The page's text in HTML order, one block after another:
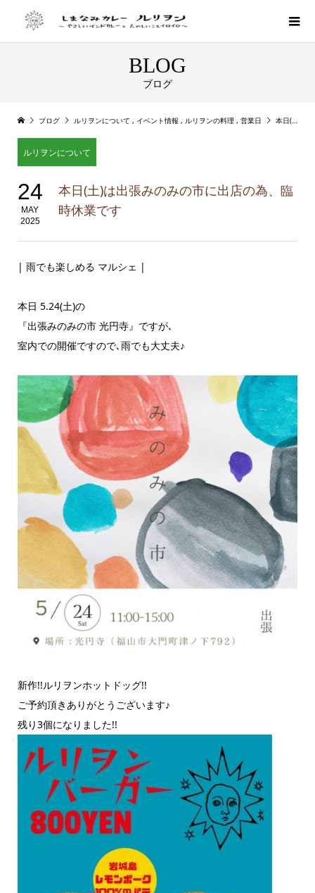
BLOG
ブログ
ブログ ルリヲンについて , イベント情報 , ルリヲンの料理 , 営業日 本日(土)は出張みのみの市に出店の為、臨時休業です
ルリヲンについて
24
MAY
2025
本日(土)は出張みのみの市に出店の為、臨
時休業です
| 雨でも楽しめる マルシェ |
本日 5.24(土)の
『出張みのみの市 光円寺』ですが､
室内での開催ですので､雨でも大丈夫♪
新作!!ルリヲンホットドッグ!!
ご予約頂きありがとうございます♪
残り3個になりました!!